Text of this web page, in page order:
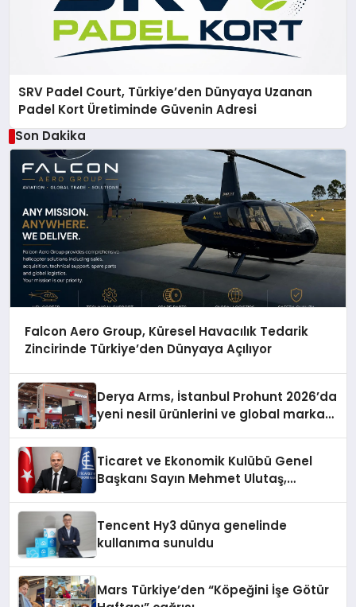
SRV Padel Court, Türkiye’den Dünyaya Uzanan
Padel Kort Üretiminde Güvenin Adresi
Son Dakika
Falcon Aero Group, Küresel Havacılık Tedarik
Zincirinde Türkiye’den Dünyaya Açılıyor
Derya Arms, İstanbul Prohunt 2026’da
yeni nesil ürünlerini ve global marka
Ticaret ve Ekonomik Kulübü Genel
Başkanı Sayın Mehmet Ulutaş,
Tencent Hy3 dünya genelinde
kullanıma sunuldu
Mars Türkiye’den “Köpeğini İşe Götür